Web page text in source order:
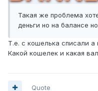
Такая же проблема
деньги но на балансе
Т.е. с кошелька списали а
Какой кошелек и какая
Quote